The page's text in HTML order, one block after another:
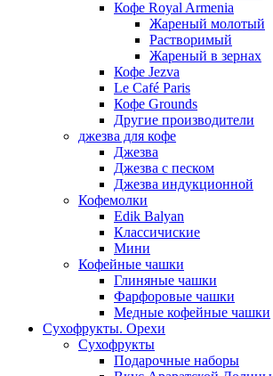
Кофе Royal Armenia
Жареный молотый
Растворимый
Жареный в зернах
Кофе Jezva
Le Café Paris
Кофе Grounds
Другие производители
джезва для кофе
Джезва
Джезва с песком
Джезва индукционной
Кофемолки
Edik Balyan
Классичиские
Мини
Кофейные чашки
Глиняные чашки
Фарфоровые чашки
Медные кофейные чашки
Сухофрукты. Орехи
Сухофрукты
Подарочные наборы